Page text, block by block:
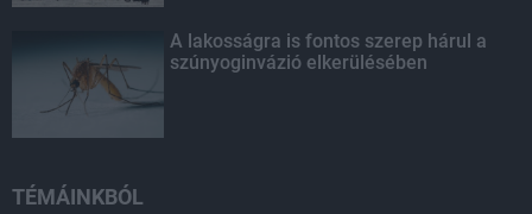
A lakosságra is fontos szerep hárul a
szúnyoginvázió elkerülésében
TÉMÁINKBÓL